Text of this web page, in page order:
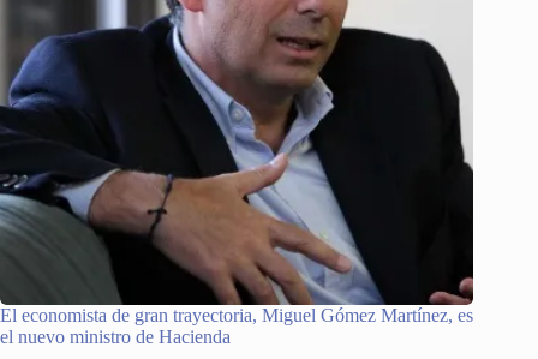
El economista de gran trayectoria, Miguel Gómez Martínez, es
el nuevo ministro de Hacienda